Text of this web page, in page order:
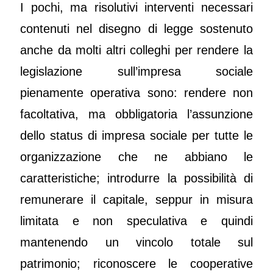
I pochi, ma risolutivi interventi necessari
contenuti nel disegno di legge sostenuto
anche da molti altri colleghi per rendere la
legislazione sull’impresa sociale
pienamente operativa sono: rendere non
facoltativa, ma obbligatoria l’assunzione
dello status di impresa sociale per tutte le
organizzazione che ne abbiano le
caratteristiche; introdurre la possibilità di
remunerare il capitale, seppur in misura
limitata e non speculativa e quindi
mantenendo un vincolo totale sul
patrimonio; riconoscere le cooperative